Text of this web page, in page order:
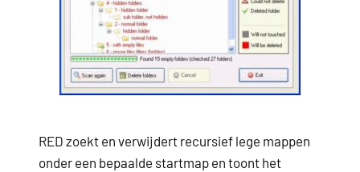
RED zoekt en verwijdert recursief lege mappen
onder een bepaalde startmap en toont het